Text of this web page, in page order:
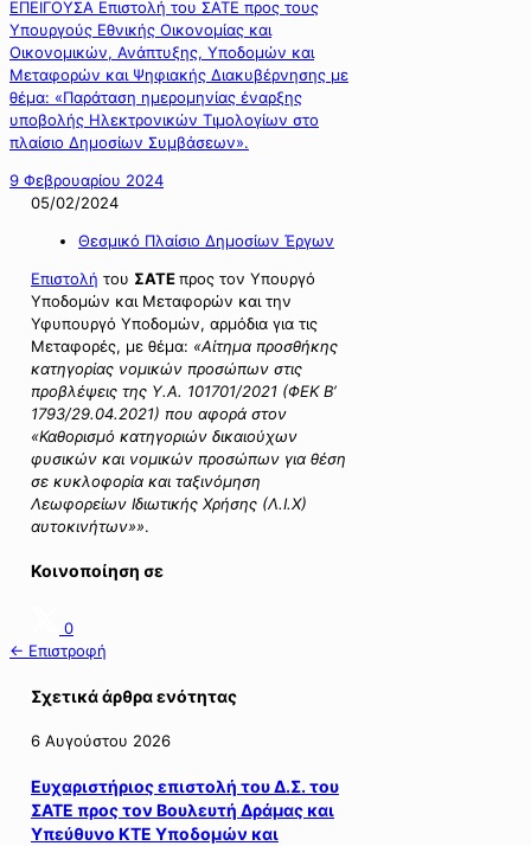
ΕΠΕΙΓΟΥΣΑ Επιστολή του ΣΑΤΕ προς τους
Υπουργούς Εθνικής Οικονομίας και
Οικονομικών, Ανάπτυξης, Υποδομών και
Μεταφορών και Ψηφιακής Διακυβέρνησης με
θέμα: «Παράταση ημερομηνίας έναρξης
υποβολής Ηλεκτρονικών Τιμολογίων στο
πλαίσιο Δημοσίων Συμβάσεων».
9 Φεβρουαρίου 2024
05/02/2024
Θεσμικό Πλαίσιο Δημοσίων Έργων
Επιστολή του ΣΑΤΕπρος τον Υπουργό
Υποδομών και Μεταφορών και την
Υφυπουργό Υποδομών, αρμόδια για τις
Μεταφορές, με θέμα: «Αίτημα προσθήκης
κατηγορίας νομικών προσώπων στις
προβλέψεις της Υ.Α. 101701/2021 (ΦΕΚ Β’
1793/29.04.2021) που αφορά στον
«Καθορισμό κατηγοριών δικαιούχων
φυσικών και νομικών προσώπων για θέση
σε κυκλοφορία και ταξινόμηση
Λεωφορείων Ιδιωτικής Χρήσης (Λ.Ι.Χ)
αυτοκινήτων»».
Κοινοποίηση σε
0
← Επιστροφή
Σχετικά άρθρα ενότητας
6 Αυγούστου 2026
Ευχαριστήριος επιστολή του Δ.Σ. του
ΣΑΤΕ προς τον Βουλευτή Δράμας και
Υπεύθυνο ΚΤΕ Υποδομών και